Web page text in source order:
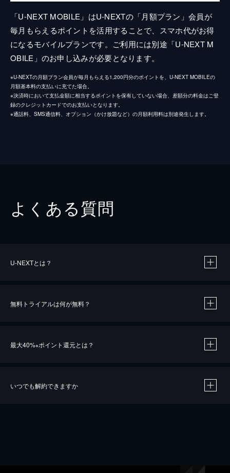
「U-NEXT MOBILE」はU-NEXTの「月額プラン」会員が
毎月もらえるポイントを活用することで、スマホ代がお得
になるモバイルプランです。ご利用には別途「U-NEXT M
OBILE」のお申し込みが必要となります。
※U-NEXTの月額プラン会員が毎月もらえる1,200円分のポイントを、U-NEXT MOBILEの
月額基本料の支払いに充てた場合。
※決済時において支払金額に相当するポイントを保有していない場合、差額分の料金はご登
録のクレジットカードでのお支払いとなります。
※通話料、SMS通信料、オプション（かけ放題など）の月額利用料は別途発生します。
よくある質問
U-NEXTとは？
無料トライアルは何が無料？
最大40%※ポイント還元とは？
いつでも解約できますか